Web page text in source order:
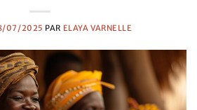
07/2025 PAR ELAYA VARNELLE